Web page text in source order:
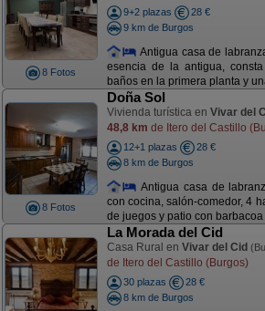
8 Fotos
9+2 plazas
28 €
9 km de Burgos
Antigua casa de
esencia de la antigua,
baños en la primera planta y
8 Fotos
Doña Sol
Vivienda turística en Vivar del
48,8 km de Itero del Castillo
12+1 plazas
28 €
8 km de Burgos
Antigua casa de
con cocina, salón-comedor, 4
de juegos y patio con barbacoa
La Morada del Cid
Casa Rural en Vivar del Cid
de Itero del Castillo (Burgos)
30 plazas
28 €
8 km de Burgos